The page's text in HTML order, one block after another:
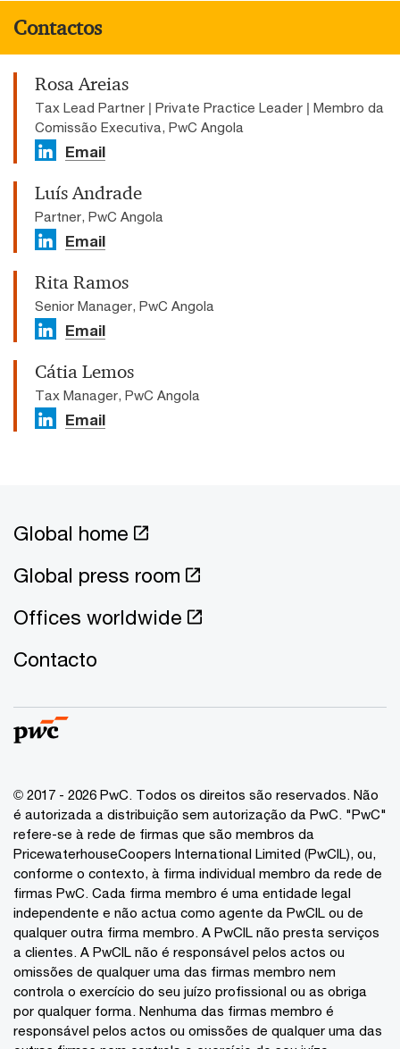
Contactos
Rosa Areias
Tax Lead Partner | Private Practice Leader | Membro da
Comissão Executiva, PwC Angola
Email
Luís Andrade
Partner, PwC Angola
Email
Rita Ramos
Senior Manager, PwC Angola
Email
Cátia Lemos
Tax Manager, PwC Angola
Email
Global home
Global press room
Offices worldwide
Contacto
© 2017 - 2026 PwC. Todos os direitos são reservados. Não
é autorizada a distribuição sem autorização da PwC. "PwC"
refere-se à rede de firmas que são membros da
PricewaterhouseCoopers International Limited (PwCIL), ou,
conforme o contexto, à firma individual membro da rede de
firmas PwC. Cada firma membro é uma entidade legal
independente e não actua como agente da PwCIL ou de
qualquer outra firma membro. A PwCIL não presta serviços
a clientes. A PwCIL não é responsável pelos actos ou
omissões de qualquer uma das firmas membro nem
controla o exercício do seu juízo profissional ou as obriga
por qualquer forma. Nenhuma das firmas membro é
responsável pelos actos ou omissões de qualquer uma das